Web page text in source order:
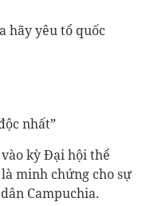
hãy yêu tổ quốc
nhất”
kỳ Đại hội thể
minh chứng cho sự
Campuchia.